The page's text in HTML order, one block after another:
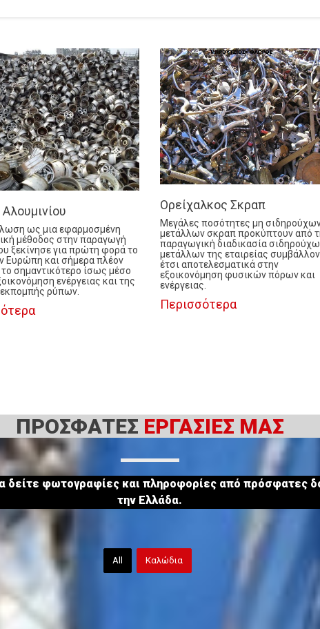
ως μια εφαρμοσμένη
μέθοδος στην παραγωγή
ξεκίνησε για πρώτη φορά το
Ευρώπη και σήμερα πλέον
το σημαντικότερο ίσως μέσο
ενέργειας και της
ρύπων.
Ορείχαλκος Σκραπ
Μεγάλες ποσότητες μη
μετάλλων σκραπ προκύπτουν από
παραγωγική διαδικασία
μετάλλων της εταιρείας
έτσι αποτελεσματικά στην
εξοικονόμηση φυσικών πόρων και
ενέργειας.
Περισσότερα
ΠΡΟΣΦΑΤΕΣ ΕΡΓΑΣΙΕΣ ΜΑΣ
δείτε φωτογραφίες και πληροφορίες από πρόσφατες
την Ελλάδα.
All Καλώδια